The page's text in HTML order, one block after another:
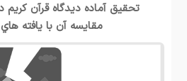
تحقیق آماده دیدگاه قرآن
مقایسه آن با یافته